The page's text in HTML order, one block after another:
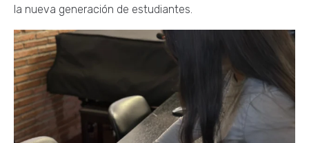
la nueva generación de estudiantes.